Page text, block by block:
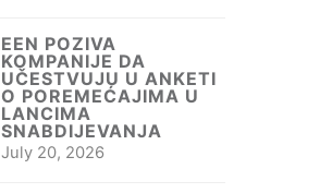
EEN POZIVA
KOMPANIJE DA
UČESTVUJU U ANKETI
O POREMEĆAJIMA U
LANCIMA
SNABDIJEVANJA
July 20, 2026